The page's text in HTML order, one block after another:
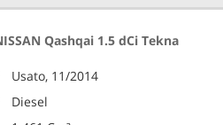
Qashqai 1.5 dCi Tekna
Usato, 11/2014
Diesel